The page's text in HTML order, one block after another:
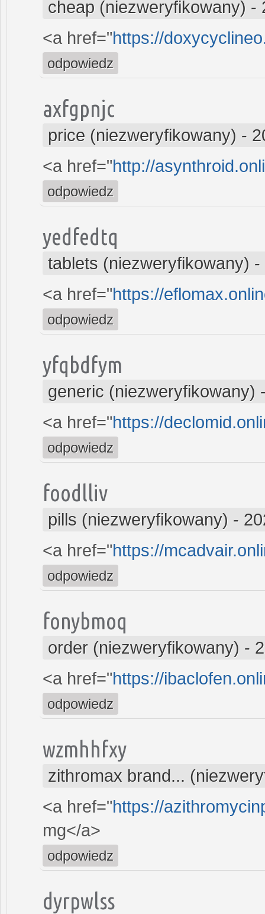
cheap (niezweryfikowany) -
<a href="https://
odpowiedz
axfgpnjc
price (niezweryfikowany) -
<a href="http://
odpowiedz
yedfedtq
tablets (niezweryfikowany) -
<a href="https://
odpowiedz
yfqbdfym
generic (niezweryfikowany)
<a href="https://
odpowiedz
foodlliv
pills (niezweryfikowany) -
<a href="https://
odpowiedz
fonybmoq
order (niezweryfikowany) -
<a href="https://
odpowiedz
wzmhhfxy
zithromax brand...
<a href="https://
mg</a>
odpowiedz
dyrpwlss